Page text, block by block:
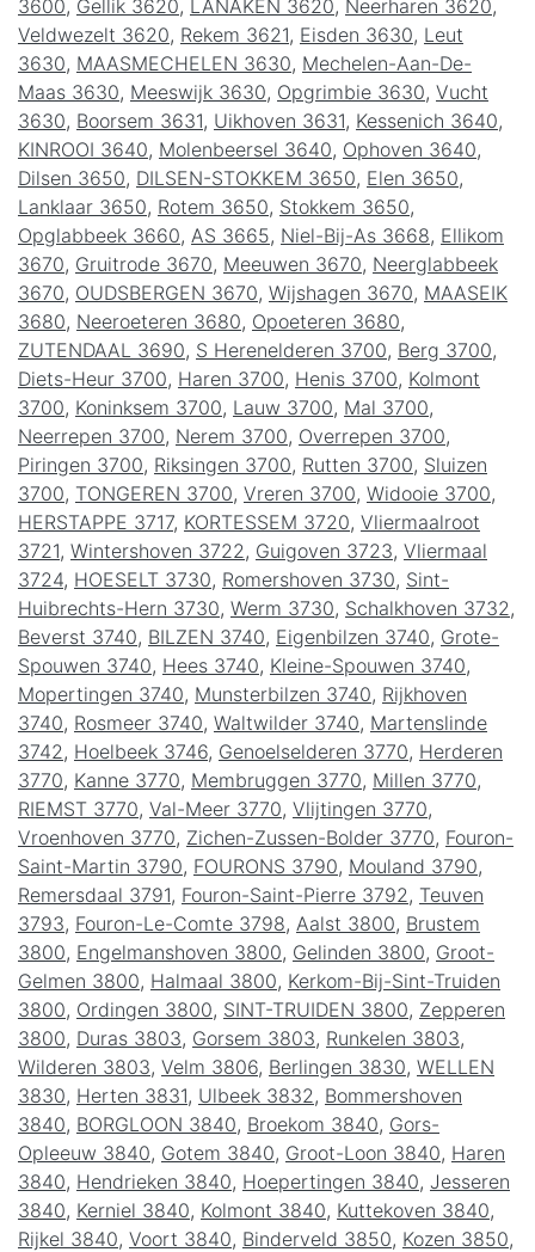
3600, Gellik 3620, LANAKEN 3620, Neerharen 3620,
Veldwezelt 3620, Rekem 3621, Eisden 3630, Leut
3630, MAASMECHELEN 3630, Mechelen-Aan-De-
Maas 3630, Meeswijk 3630, Opgrimbie 3630, Vucht
3630, Boorsem 3631, Uikhoven 3631, Kessenich 3640,
KINROOI 3640, Molenbeersel 3640, Ophoven 3640,
Dilsen 3650, DILSEN-STOKKEM 3650, Elen 3650,
Lanklaar 3650, Rotem 3650, Stokkem 3650,
Opglabbeek 3660, AS 3665, Niel-Bij-As 3668, Ellikom
3670, Gruitrode 3670, Meeuwen 3670, Neerglabbeek
3670, OUDSBERGEN 3670, Wijshagen 3670, MAASEIK
3680, Neeroeteren 3680, Opoeteren 3680,
ZUTENDAAL 3690, S Herenelderen 3700, Berg 3700,
Diets-Heur 3700, Haren 3700, Henis 3700, Kolmont
3700, Koninksem 3700, Lauw 3700, Mal 3700,
Neerrepen 3700, Nerem 3700, Overrepen 3700,
Piringen 3700, Riksingen 3700, Rutten 3700, Sluizen
3700, TONGEREN 3700, Vreren 3700, Widooie 3700,
HERSTAPPE 3717, KORTESSEM 3720, Vliermaalroot
3721, Wintershoven 3722 , Guigoven 3723, Vliermaal
3724, HOESELT 3730, Romershoven 3730, Sint-
Huibrechts-Hern 3730, Werm 3730, Schalkhoven 3732 ,
Beverst 3740, BILZEN 3740, Eigenbilzen 3740, Grote-
Spouwen 3740, Hees 3740, Kleine-Spouwen 3740,
Mopertingen 3740, Munsterbilzen 3740, Rijkhoven
3740, Rosmeer 3740, Waltwilder 3740, Martenslinde
3742 , Hoelbeek 3746, Genoelselderen 3770, Herderen
3770, Kanne 3770, Membruggen 3770, Millen 3770,
RIEMST 3770, Val-Meer 3770, Vlijtingen 3770,
Vroenhoven 3770, Zichen-Zussen-Bolder 3770, Fouron-
Saint-Martin 3790, FOURONS 3790, Mouland 3790,
Remersdaal 3791, Fouron-Saint-Pierre 3792 , Teuven
3793, Fouron-Le-Comte 3798, Aalst 3800, Brustem
3800, Engelmanshoven 3800, Gelinden 3800, Groot-
Gelmen 3800, Halmaal 3800, Kerkom-Bij-Sint-Truiden
3800, Ordingen 3800, SINT-TRUIDEN 3800, Zepperen
3800, Duras 3803, Gorsem 3803, Runkelen 3803,
Wilderen 3803, Velm 3806, Berlingen 3830, WELLEN
3830, Herten 3831, Ulbeek 3832 , Bommershoven
3840, BORGLOON 3840, Broekom 3840, Gors-
Opleeuw 3840, Gotem 3840, Groot-Loon 3840, Haren
3840, Hendrieken 3840, Hoepertingen 3840, Jesseren
3840, Kerniel 3840, Kolmont 3840, Kuttekoven 3840,
Rijkel 3840, Voort 3840, Binderveld 3850, Kozen 3850,